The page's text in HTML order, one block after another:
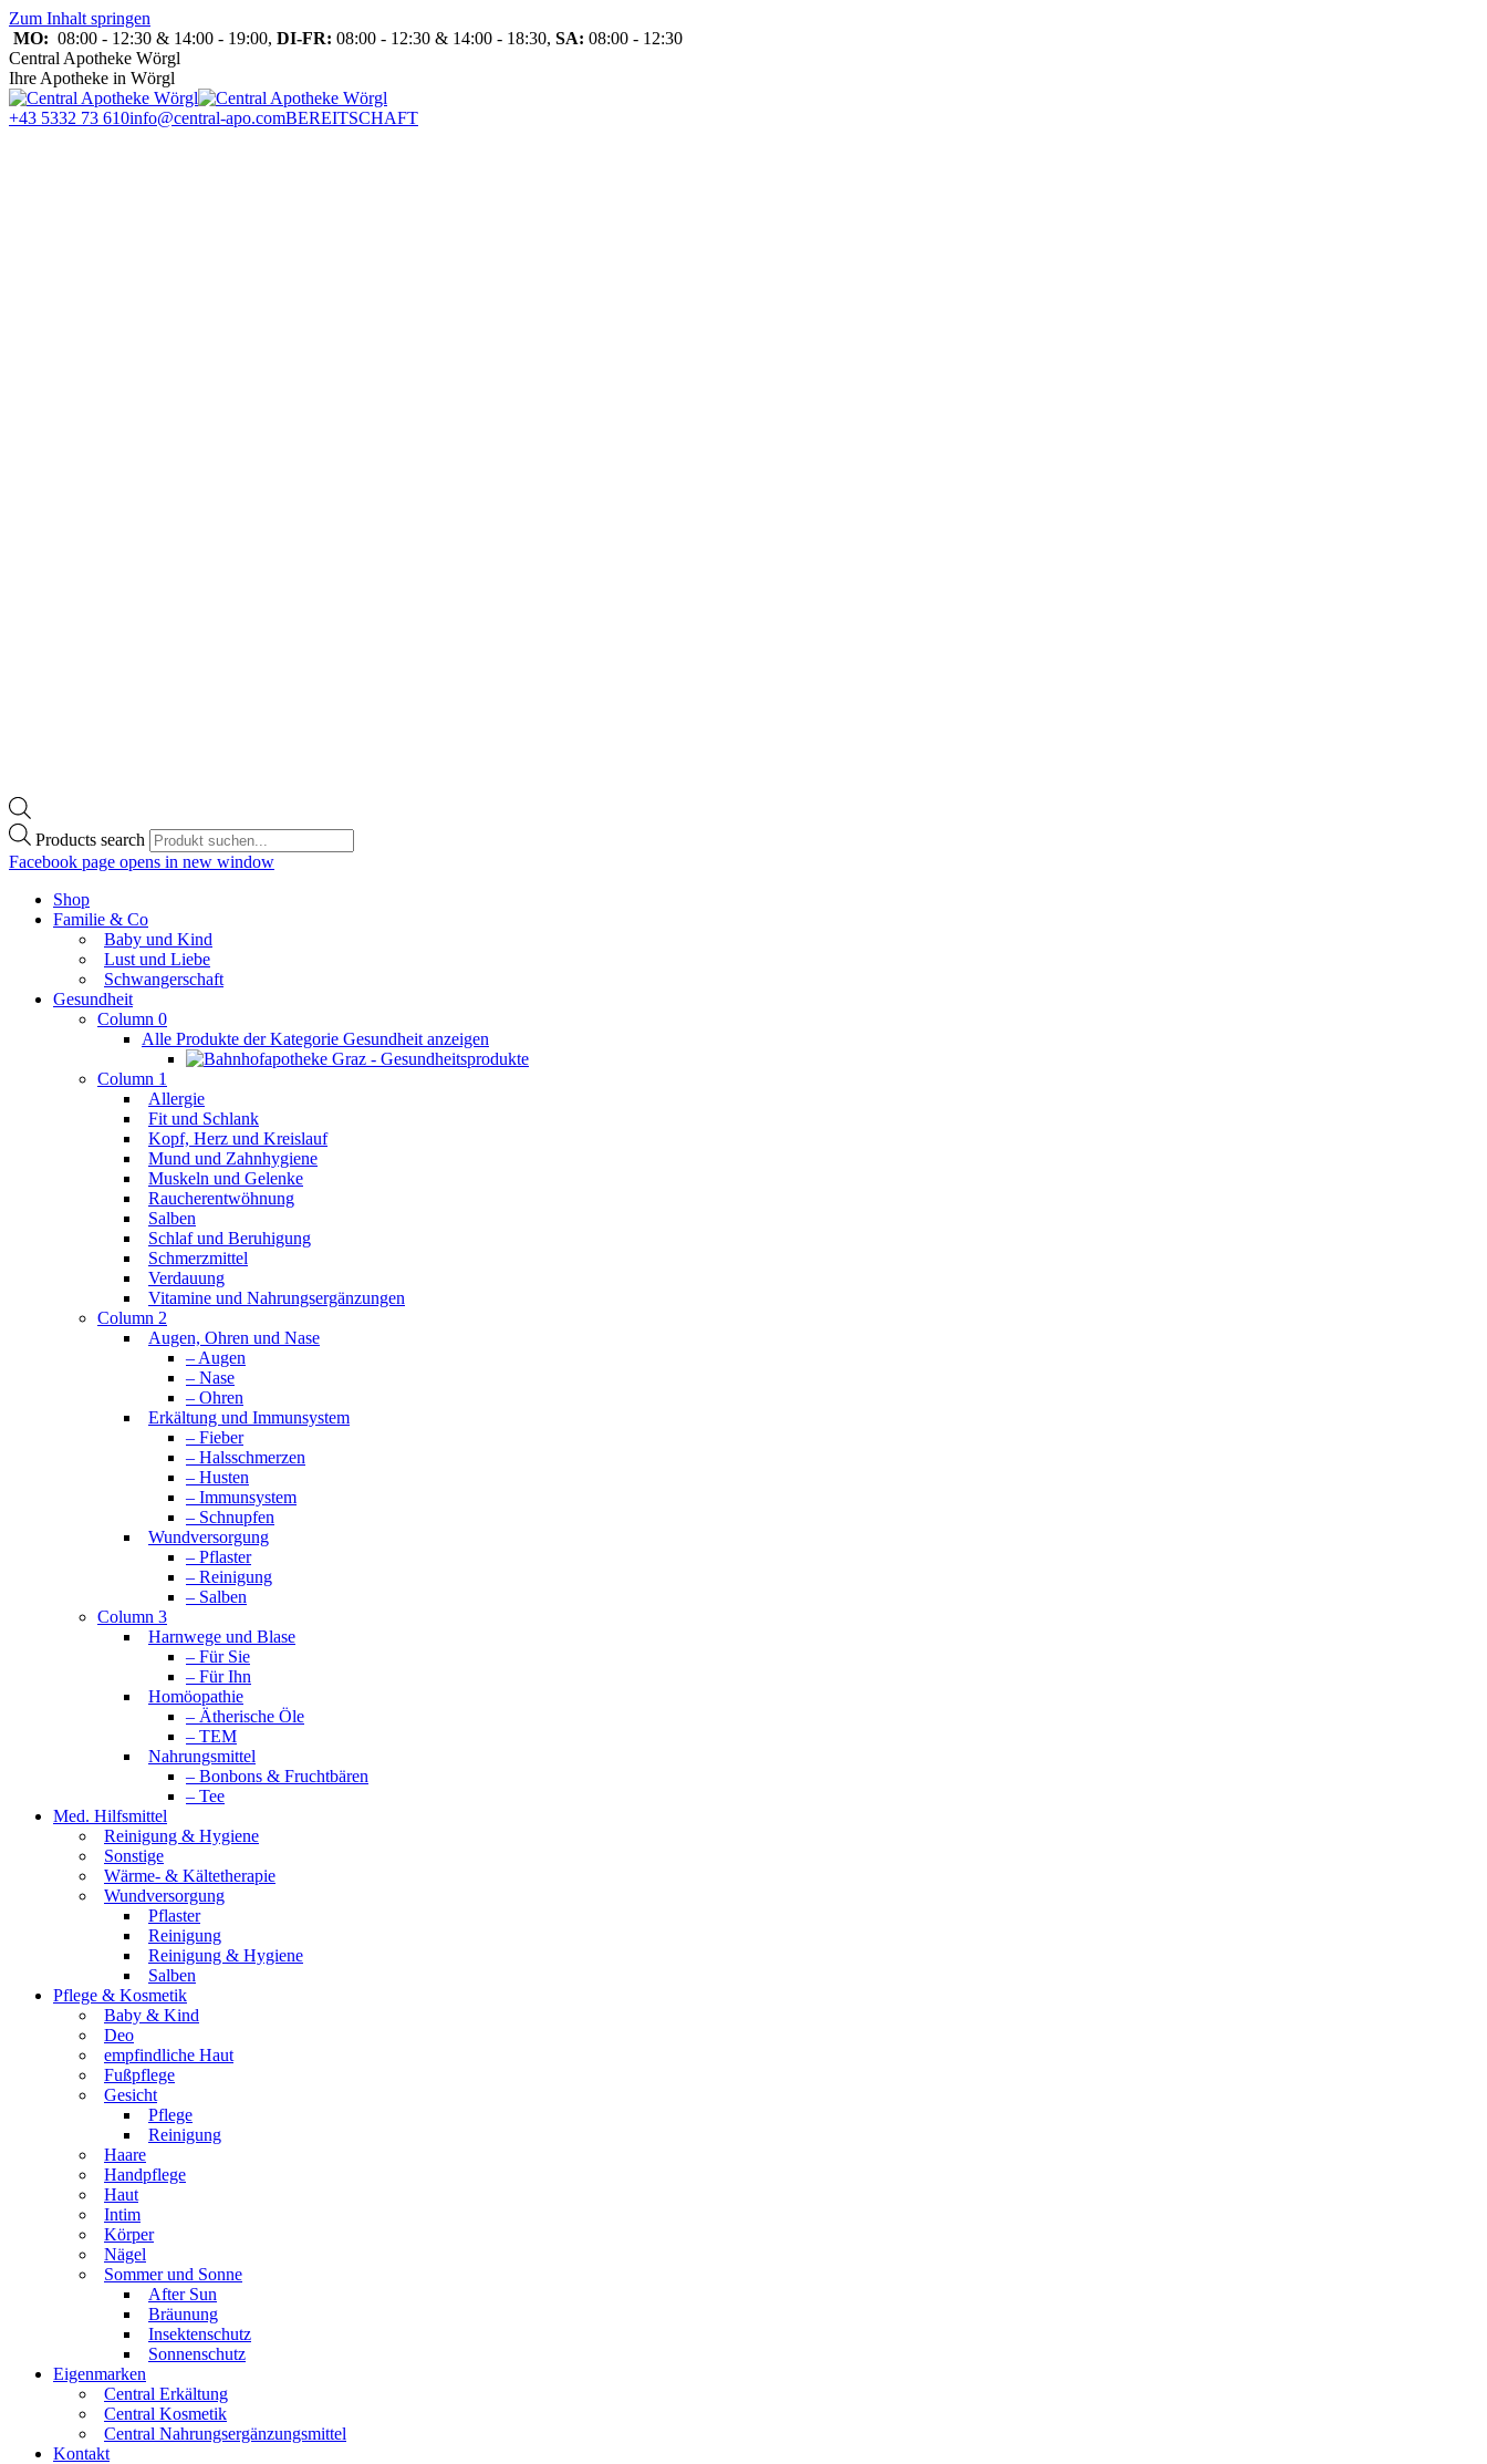
Zum Inhalt springen
MO: 08:00 - 12:30 & 14:00 - 19:00, DI-FR: 08:00 - 12:30 & 14:00 - 18:30, SA: 08:00 - 12:30
Central Apotheke Wörgl
Ihre Apotheke in Wörgl
+43 5332 73 610info@central-apo.comBEREITSCHAFT
Products search
Facebook page opens in new window
Shop
Familie & Co
Baby und Kind
Lust und Liebe
Schwangerschaft
Gesundheit
Column 0
Alle Produkte der Kategorie Gesundheit anzeigen
Column 1
Allergie
Fit und Schlank
Kopf, Herz und Kreislauf
Mund und Zahnhygiene
Muskeln und Gelenke
Raucherentwöhnung
Salben
Schlaf und Beruhigung
Schmerzmittel
Verdauung
Vitamine und Nahrungsergänzungen
Column 2
Augen, Ohren und Nase
– Augen
– Nase
– Ohren
Erkältung und Immunsystem
– Fieber
– Halsschmerzen
– Husten
– Immunsystem
– Schnupfen
Wundversorgung
– Pflaster
– Reinigung
– Salben
Column 3
Harnwege und Blase
– Für Sie
– Für Ihn
Homöopathie
– Ätherische Öle
– TEM
Nahrungsmittel
– Bonbons & Fruchtbären
– Tee
Med. Hilfsmittel
Reinigung & Hygiene
Sonstige
Wärme- & Kältetherapie
Wundversorgung
Pflaster
Reinigung
Reinigung & Hygiene
Salben
Pflege & Kosmetik
Baby & Kind
Deo
empfindliche Haut
Fußpflege
Gesicht
Pflege
Reinigung
Haare
Handpflege
Haut
Intim
Körper
Nägel
Sommer und Sonne
After Sun
Bräunung
Insektenschutz
Sonnenschutz
Eigenmarken
Central Erkältung
Central Kosmetik
Central Nahrungsergänzungsmittel
Kontakt